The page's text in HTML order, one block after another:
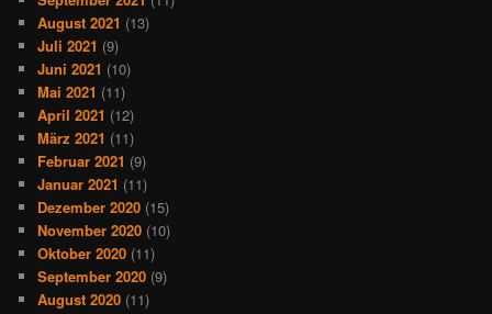
August 2021 (13)
Juli 2021 (9)
Juni 2021 (10)
Mai 2021 (11)
April 2021 (12)
März 2021 (11)
Februar 2021 (9)
Januar 2021 (11)
Dezember 2020 (15)
November 2020 (10)
Oktober 2020 (11)
September 2020 (9)
August 2020 (11)